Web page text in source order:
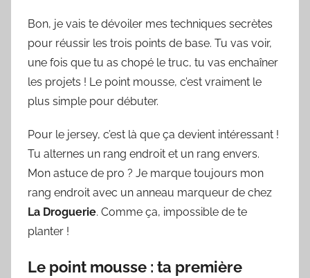
Bon, je vais te dévoiler mes techniques secrètes
pour réussir les trois points de base. Tu vas voir,
une fois que tu as chopé le truc, tu vas enchaîner
les projets ! Le point mousse, c’est vraiment le
plus simple pour débuter.
Pour le jersey, c’est là que ça devient intéressant !
Tu alternes un rang endroit et un rang envers.
Mon astuce de pro ? Je marque toujours mon
rang endroit avec un anneau marqueur de chez
La Droguerie. Comme ça, impossible de te
planter !
Le point mousse : ta première